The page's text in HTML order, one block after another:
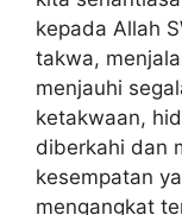
kepada Allah
takwa,
menjauhi
ketakwaan,
diberkahi dan
kesempatan
mengangkat